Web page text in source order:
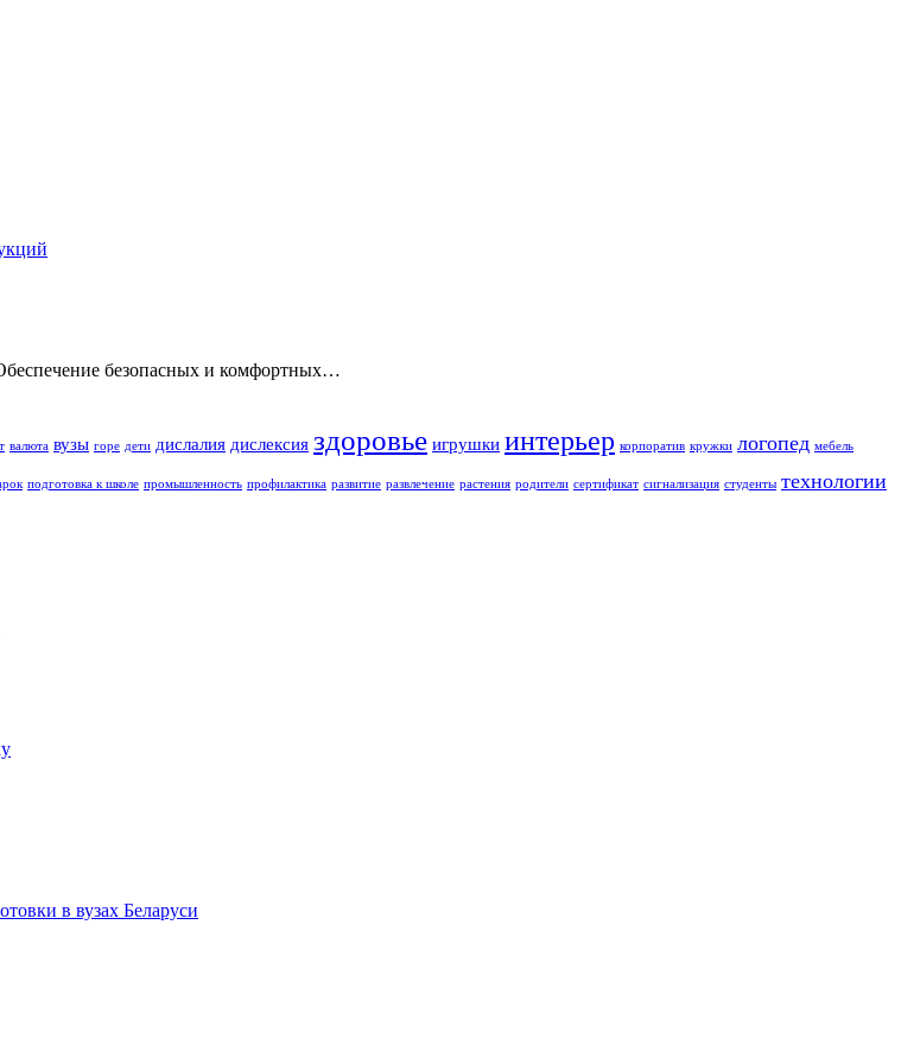
безопасных и комфортных…
валюта вузы горе дети дислалия дислексия здоровье игрушки интерьер корпоратив кружки логопед мебель
подготовка к школе промышленность профилактика развитие развлечение растения родители сертификат сигнализация студенты технологии
в вузах Беларуси